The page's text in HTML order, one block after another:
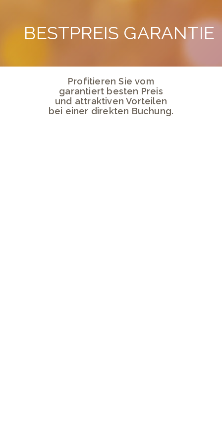
BESTPREIS GARANTIE
Profitieren Sie vom
garantiert besten Preis
und attraktiven Vorteilen
bei einer direkten Buchung.